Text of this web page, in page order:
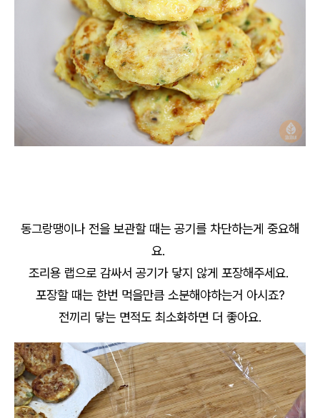
동그랑땡이나 전을 보관할 때는 공기를 차단하는게 중요해
요.
조리용 랩으로 감싸서 공기가 닿지 않게 포장해주세요.
포장할 때는 한번 먹을만큼 소분해야하는거 아시죠?
전끼리 닿는 면적도 최소화하면 더 좋아요.